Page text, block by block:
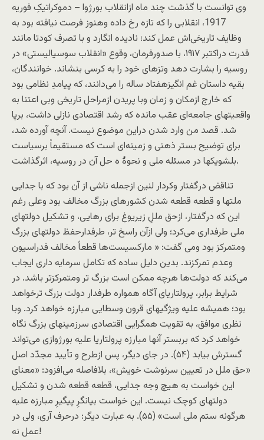
وی توانست با گذشت چند ماه ازانقلاب بورژوا – دموکراتيکِ فوريه
1917، انقلابی را که تازه رخ داده وهنوز فرصت نيافته بود به
وظايف تاريخی‌اش عمل کند؛ ناديده انگارد و با تصرف کودتا مانند
قدرت دراکتبر ۱۹۱۷، با صدورفرمان، وقوع «انقلاب سوسياليستی» در
روسیه را بشارت دهد وتزهای خود را به کرسی بنشاند. خوانندگان،
بقيه داستان غم انگيزهفتاد ساله را می‌دانند، که پيامدِ نظامی بود
که خارج ازمکان و زمان وبا پريدن ازمراحل تاريخی وبی اعتنا به
واقعيتهای جامعه‌ای عقب مانده که رشد اقتصادی نازلی داشت، برپا
شد. قصد من وارد شدن دراين موضوع نيست. آنچه آورده شد،
برای توضيح بستر ذهنی و زمينه‌ای است که مستقيماً برسياست
بلشويکها در مسئله ملی و نحوۀ ه حل آن در روسيه، اثرگذاشت.
تناقض درگفتار وکردار لنین ازجمله ناشی از آن بود که با جدايی
ملتها و قطعه قطعه شدن کشورهای بزرگ مخالف بود وعلی رغم
این که درگفتار، ازحق مللِ زیریوغ برای رهایی، و تشکیل دولتهای
ملی طرفداری می‌کرد؛ ولی ازآن راسخ تر، طرفدارحفظ دولتهای بزرگ
ومتمرکز بود ومی گفت: « مارکسيست‌ها قطعاً مخالف فدراسيون
وعدم تمرکزند. بدين دليل ساده که تکامل سرمايه داری ايجاب
می‌کند که دولت‌ها هرچه ممکن است بزرگ تر ومتمرکزتر باشد. در
شرايط برابر، پرولتاريای آگاه همواره طرفدار دولت بزرگ ترخواهد
بود؛ هميشه عليه ويژگیهای قرون وسطايی مبارزه خواهد کرد. وبا
نظری موافق، به تقويت همگرايی اقتصادی سرزمينهای بزرگ نگاه
خواهد کرد که بربستر آنها مبارزه پرولتاريا عليه بورژوازی می‌تواند
گسترش بيابد (۵۴). در جای ديگر، پس ازطرح و تأييد مجدّد اصل
«حق ملل در تعيين سرنوشت خويش»، بلافاصله می‌افزود: «معنای
اين خواست به هيچ وجه جدايی، قطعه قطعه شدن و تشکيل
دولتهای کوچک نيست. اين خواست بيانگرِ پيگيرِ مبارزه عليه
هرگونه ستم ملی است» (۵۵). به عبارت ديگر: درحرف آری، ولی در
عمل نه!